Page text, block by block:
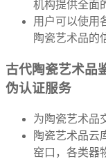
机构提供全面
用户可以使用
陶瓷艺术品的
古代陶瓷艺术品
伪认证服务
为陶瓷艺术品
陶瓷艺术品云
窑口，各类器